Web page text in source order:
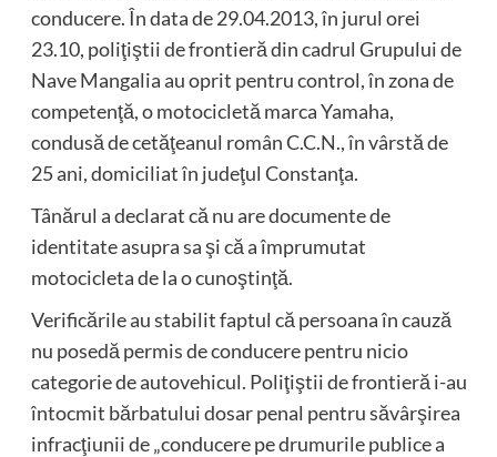
conducere. În data de 29.04.2013, în jurul orei
23.10, poliţiştii de frontieră din cadrul Grupului de
Nave Mangalia au oprit pentru control, în zona de
competenţă, o motocicletă marca Yamaha,
condusă de cetăţeanul român C.C.N., în vârstă de
25 ani, domiciliat în judeţul Constanţa.
Tânărul a declarat că nu are documente de
identitate asupra sa şi că a împrumutat
motocicleta de la o cunoştinţă.
Verificările au stabilit faptul că persoana în cauză
nu posedă permis de conducere pentru nicio
categorie de autovehicul. Poliţiştii de frontieră i-au
întocmit bărbatului dosar penal pentru săvârşirea
infracţiunii de „conducere pe drumurile publice a